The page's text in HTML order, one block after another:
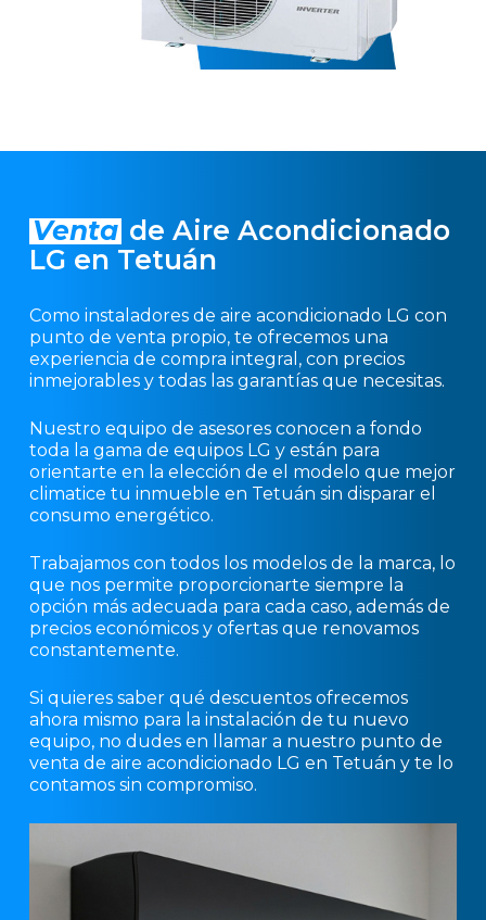
Venta de Aire Acondicionado
LG en Tetuán
Como instaladores de aire acondicionado LG con
punto de venta propio, te ofrecemos una
experiencia de compra integral, con precios
inmejorables y todas las garantías que necesitas.
Nuestro equipo de asesores conocen a fondo
toda la gama de equipos LG y están para
orientarte en la elección de el modelo que mejor
climatice tu inmueble en Tetuán sin disparar el
consumo energético.
Trabajamos con todos los modelos de la marca, lo
que nos permite proporcionarte siempre la
opción más adecuada para cada caso, además de
precios económicos y ofertas que renovamos
constantemente.
Si quieres saber qué descuentos ofrecemos
ahora mismo para la instalación de tu nuevo
equipo, no dudes en llamar a nuestro punto de
venta de aire acondicionado LG en Tetuán y te lo
contamos sin compromiso.